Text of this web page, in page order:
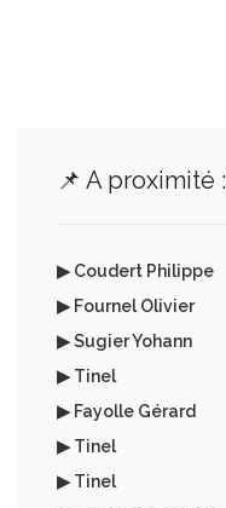
📌 A proximité :
▶ Coudert Philippe
▶ Fournel Olivier
▶ Sugier Yohann
▶ Tinel
▶ Fayolle Gérard
▶ Tinel
▶ Tinel